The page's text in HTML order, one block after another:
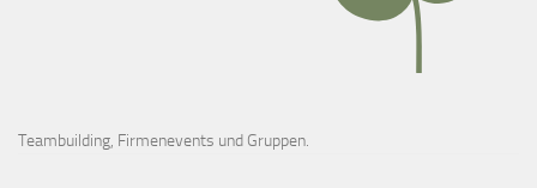
Teambuilding, Firmenevents und Gruppen.